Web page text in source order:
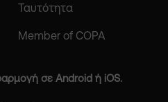
Ταυτότητα
Member of COPA
σε Android ή iOS.